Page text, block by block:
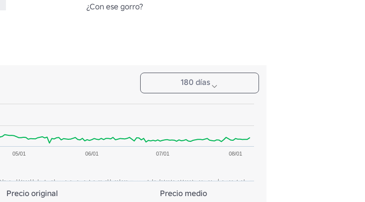
¿Con ese gorro?
180 días
05/01 06/01 07/01 08/01
Precio original Precio medio